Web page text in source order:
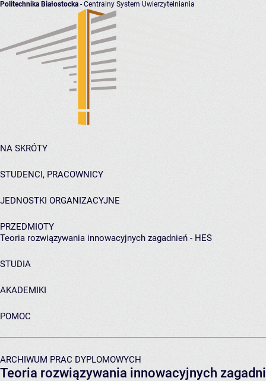
Politechnika Białostocka - Centralny System Uwierzytelniania
NA SKRÓTY
STUDENCI, PRACOWNICY
JEDNOSTKI ORGANIZACYJNE
PRZEDMIOTY
Teoria rozwiązywania innowacyjnych zagadnień - HES
STUDIA
AKADEMIKI
POMOC
ARCHIWUM PRAC DYPLOMOWYCH
Teoria rozwiązywania innowacyjnych